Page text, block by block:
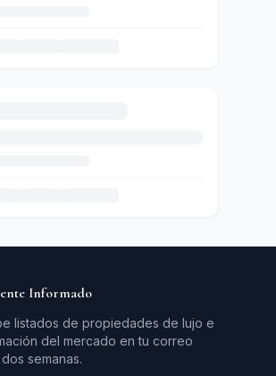
Informado
listados de propiedades de lujo e
del mercado en tu correo
semanas.